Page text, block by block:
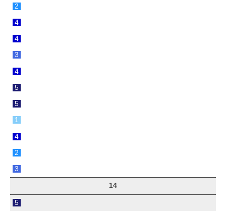
2
4
4
3
4
5
5
1
4
2
3
14
5